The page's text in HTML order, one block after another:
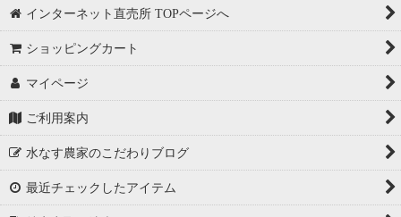
インターネット直売所 TOPページへ
ショッピングカート
マイページ
ご利用案内
水なす農家のこだわりブログ
最近チェックしたアイテム